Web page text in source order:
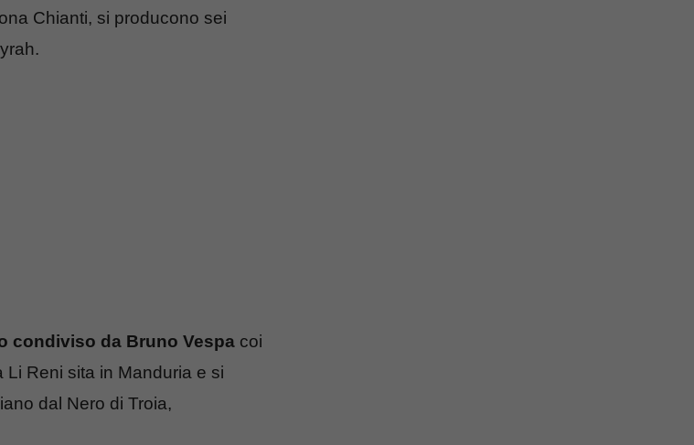
Chianti, si producono sei
condiviso da Bruno Vespa coi
Li Reni sita in Manduria e si
dal Nero di Troia,